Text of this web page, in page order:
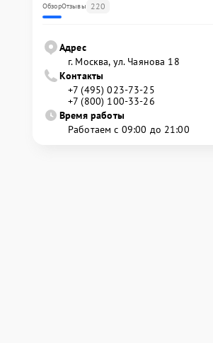
ОбзорОтзывы 220
Адрес
г. Москва, ул. Чаянова 18
Контакты
+7 (495) 023-73-25
+7 (800) 100-33-26
Время работы
Работаем с 09:00 до 21:00